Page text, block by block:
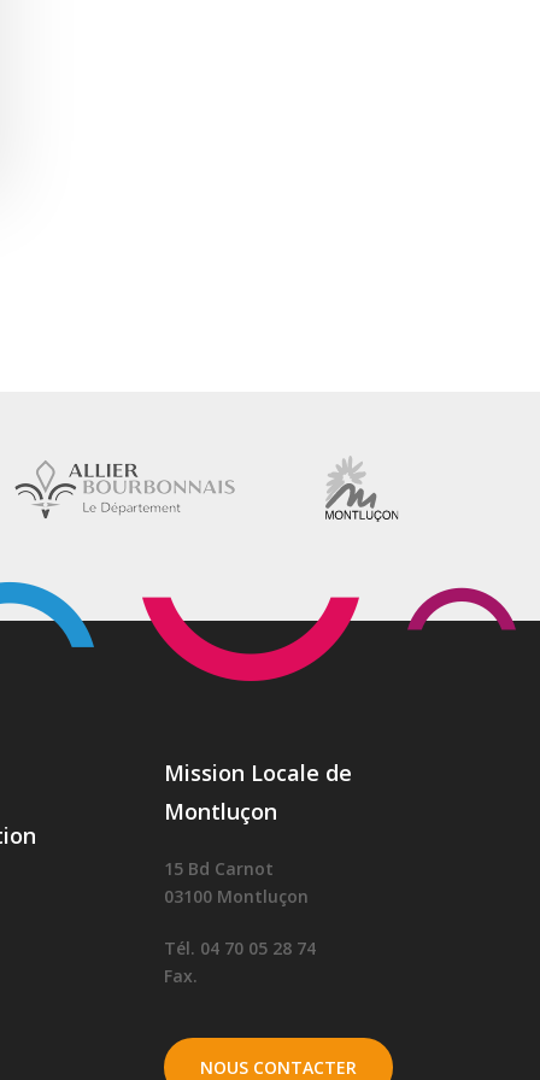
Mission Locale de
Montluçon
15 Bd Carnot
03100 Montluçon
Tél. 04 70 05 28 74
Fax.
NOUS CONTACTER